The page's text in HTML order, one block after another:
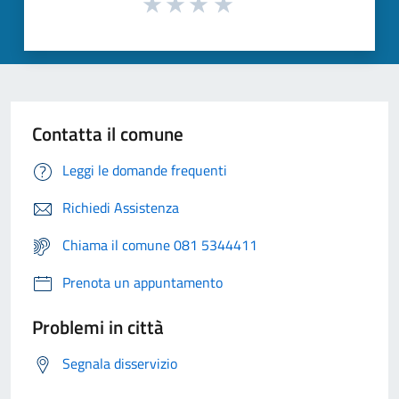
Contatta il comune
Leggi le domande frequenti
Richiedi Assistenza
Chiama il comune 081 5344411
Prenota un appuntamento
Problemi in città
Segnala disservizio